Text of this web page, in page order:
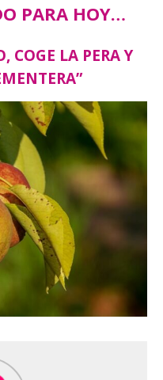
PARA HOY…
COGE LA PERA Y